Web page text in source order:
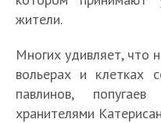
жители.
Многих удивляет, что
вольерах и клетках
павлинов,
хранителями